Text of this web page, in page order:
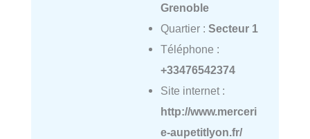
Grenoble
Quartier : Secteur 1
Téléphone :
+33476542374
Site internet :
http://www.merceri
e-aupetitlyon.fr/